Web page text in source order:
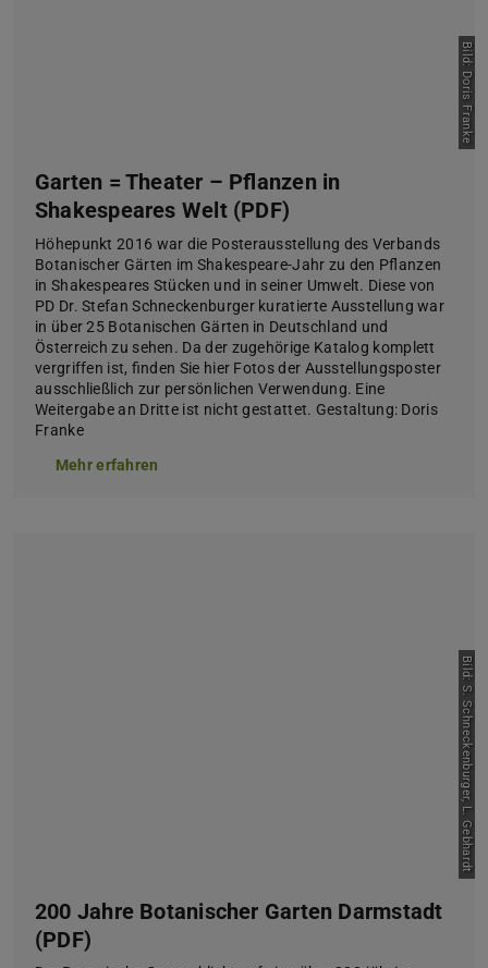
Bild: Doris Franke
Garten = Theater – Pflanzen in
Shakespeares Welt (PDF)
Höhepunkt 2016 war die Posterausstellung des Verbands
Botanischer Gärten im Shakespeare-Jahr zu den Pflanzen
in Shakespeares Stücken und in seiner Umwelt. Diese von
PD Dr. Stefan Schneckenburger kuratierte Ausstellung war
in über 25 Botanischen Gärten in Deutschland und
Österreich zu sehen. Da der zugehörige Katalog komplett
vergriffen ist, finden Sie hier Fotos der Ausstellungsposter
ausschließlich zur persönlichen Verwendung. Eine
Weitergabe an Dritte ist nicht gestattet. Gestaltung: Doris
Franke
Mehr erfahren
Bild: S. Schneckenburger, L. Gebhardt
200 Jahre Botanischer Garten Darmstadt
(PDF)